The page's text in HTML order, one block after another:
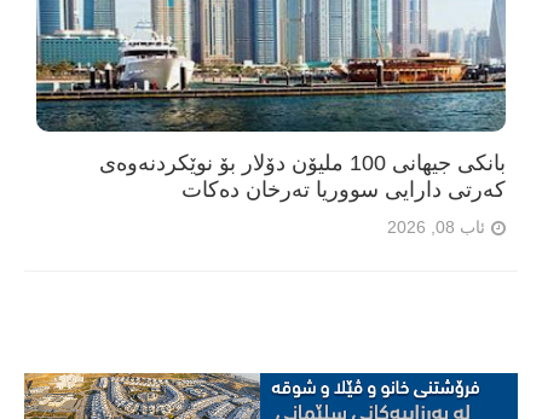
بانکی جیهانی 100 ملیۆن دۆلار بۆ نوێکردنەوەی
کەرتی دارایی سووریا تەرخان دەکات
ئاب 08, 2026